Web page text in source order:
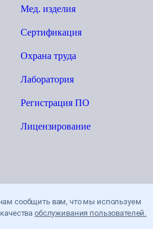
сообщить вам, что мы используем
обслуживания пользователей.
Мед. изделия
Сертификация
Охрана труда
Лаборатория
Регистрация ПО
Лицензирование